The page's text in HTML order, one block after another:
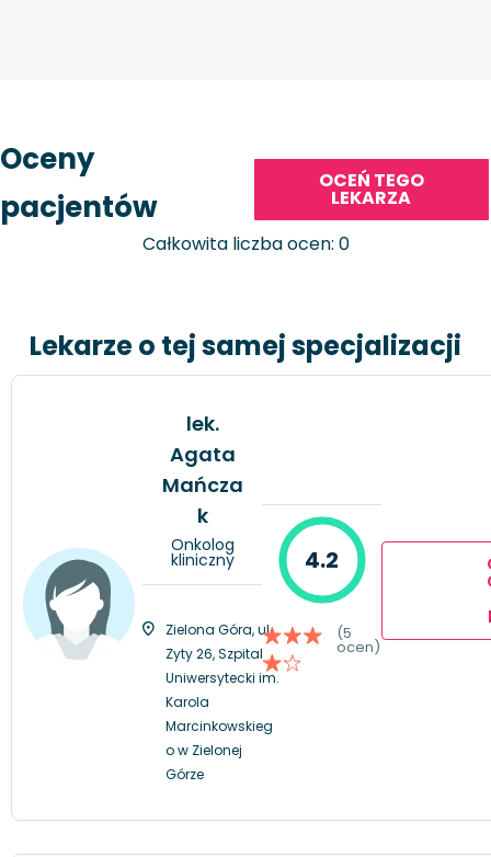
Oceny
pacjentów
OCEŃ TEGO
LEKARZA
Całkowita liczba ocen: 0
Lekarze o tej samej specjalizacji
lek.
Agata
Mańcza
k
Onkolog
kliniczny
Zielona Góra, ul.
Zyty 26, Szpital
Uniwersytecki im.
Karola
Marcinkowskieg
o w Zielonej
Górze
4.2
(5
ocen)